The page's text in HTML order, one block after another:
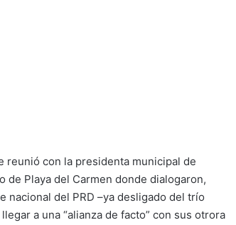
reunió con la presidenta municipal de
Playa del Carmen donde dialogaron,
del PRD –ya desligado del trío
a una “alianza de facto” con sus otrora